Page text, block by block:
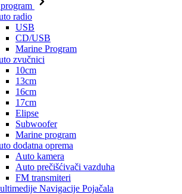
radio
USB
CD/USB
Marine Program
zvučnici
10cm
13cm
16cm
17cm
Elipse
Subwoofer
Marine program
dodatna oprema
Auto kamera
Auto prečišćivači vazduha
FM transmiteri
Navigacije Pojačala